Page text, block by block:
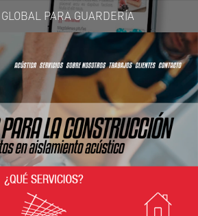
PARA GUARDERÍA